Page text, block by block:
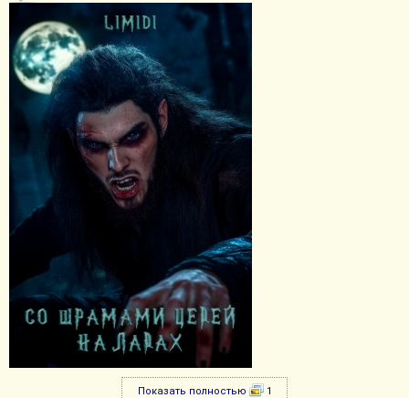
Показать полностью 1